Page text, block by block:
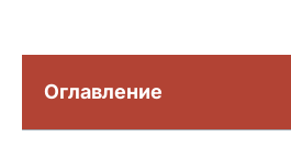
Оглавление